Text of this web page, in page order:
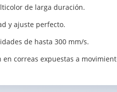
de larga duración.
y ajuste perfecto.
de hasta 300 mm/s.
en correas expuestas a